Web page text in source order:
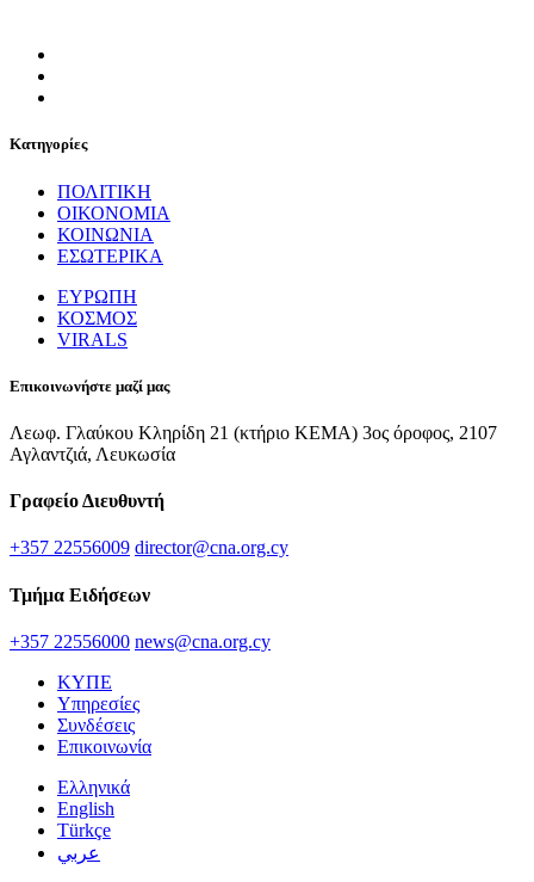
Κατηγορίες
ΠΟΛΙΤΙΚΗ
ΟΙΚΟΝΟΜΙΑ
ΚΟΙΝΩΝΙΑ
ΕΣΩΤΕΡΙΚΑ
ΕΥΡΩΠΗ
ΚΟΣΜΟΣ
VIRALS
Επικοινωνήστε μαζί μας
Λεωφ. Γλαύκου Κληρίδη 21 (κτήριο ΚΕΜΑ) 3ος όροφος, 2107
Αγλαντζιά, Λευκωσία
Γραφείο Διευθυντή
+357 22556009 director@cna.org.cy
Τμήμα Ειδήσεων
+357 22556000 news@cna.org.cy
ΚΥΠΕ
Υπηρεσίες
Συνδέσεις
Επικοινωνία
Ελληνικά
English
Türkçe
عربي